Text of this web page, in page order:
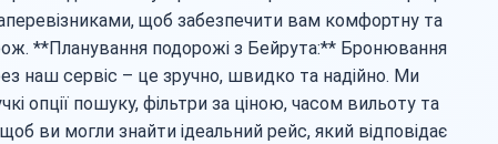
щоб забезпечити вам комфортну та
**Планування подорожі з Бейрута:** Бронювання
наш сервіс – це зручно, швидко та надійно. Ми
опції пошуку, фільтри за ціною, часом вильоту та
ви могли знайти ідеальний рейс, який відповідає